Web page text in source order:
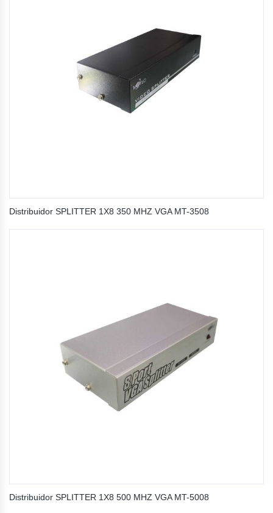
Distribuidor SPLITTER 1X8 350 MHZ VGA MT-3508
Distribuidor SPLITTER 1X8 500 MHZ VGA MT-5008